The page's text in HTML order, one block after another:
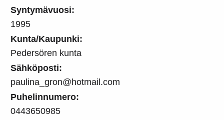
Syntymävuosi:
1995
Kunta/Kaupunki:
Pedersören kunta
Sähköposti:
paulina_gron@hotmail.com
Puhelinnumero:
0443650985